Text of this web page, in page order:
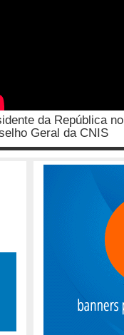
da República no
Geral da CNIS